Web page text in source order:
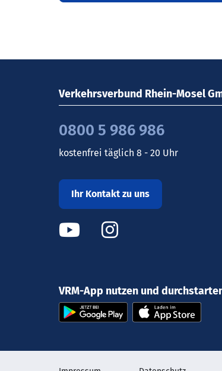
Verkehrsverbund Rhein-Mosel
0800 5 986 986
kostenfrei täglich 8 - 20 Uhr
Ihr Kontakt zu uns
VRM-App nutzen und